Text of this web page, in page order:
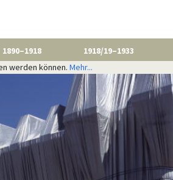
1890–1918 1918/19–1933
werden können. Mehr...